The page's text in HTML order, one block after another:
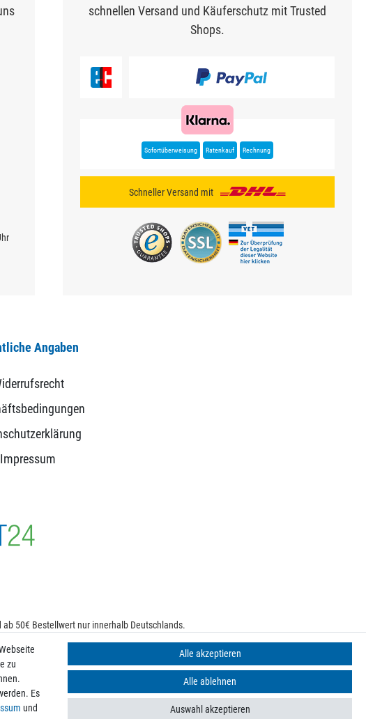
schnellen Versand und Käuferschutz mit Trusted
Shops.
Sofortüberweisung Ratenkauf Rechnung
Schneller Versand mit
Angaben
Impressum
ab 50€ Bestellwert nur innerhalb Deutschlands.
zu
Es
und
Alle akzeptieren
Alle ablehnen
Auswahl akzeptieren